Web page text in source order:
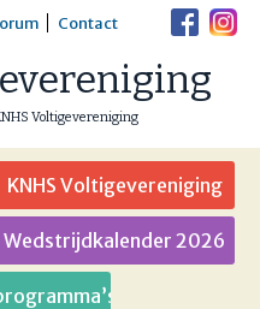
Contact
Voltigevereniging
KNHS Voltigevereniging
Wedstrijdkalender 2026